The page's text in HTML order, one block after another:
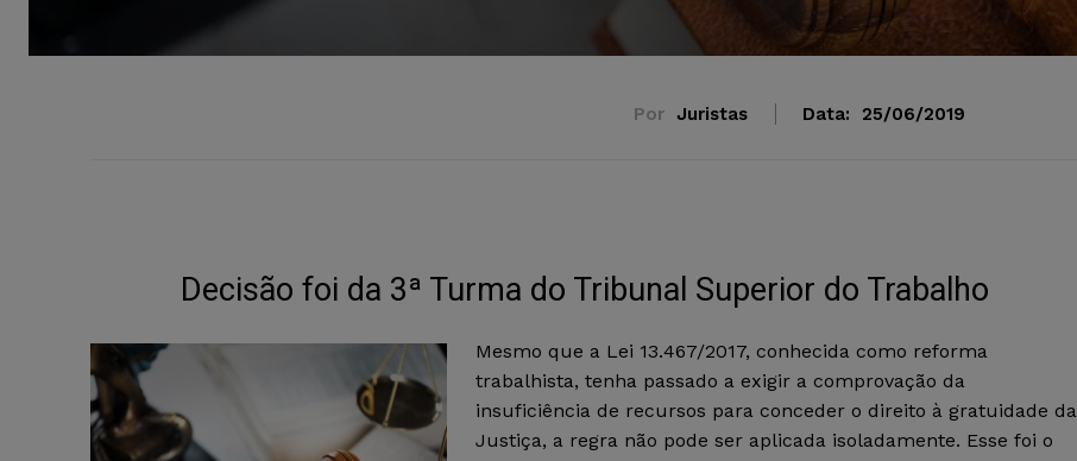
Por Juristas Data: 25/06/2019
Decisão foi da 3ª Turma do Tribunal Superior do Trabalho
Mesmo que a Lei 13.467/2017, conhecida como reforma
trabalhista, tenha passado a exigir a comprovação da
insuficiência de recursos para conceder o direito à gratuidade da
Justiça, a regra não pode ser aplicada isoladamente. Esse foi o